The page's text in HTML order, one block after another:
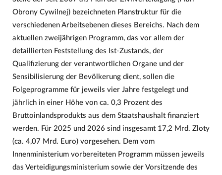
Obrony Cywilnej) bezeichneten Planstruktur für die
verschiedenen Arbeitsebenen dieses Bereichs. Nach dem
aktuellen zweijährigen Programm, das vor allem der
detaillierten Feststellung des Ist-Zustands, der
Qualifizierung der verantwortlichen Organe und der
Sensibilisierung der Bevölkerung dient, sollen die
Folgeprogramme für jeweils vier Jahre festgelegt und
jährlich in einer Höhe von ca. 0,3 Prozent des
Bruttoinlandsprodukts aus dem Staatshaushalt finanziert
werden. Für 2025 und 2026 sind insgesamt 17,2 Mrd. Zloty
(ca. 4,07 Mrd. Euro) vorgesehen. Dem vom
Innenministerium vorbereiteten Programm müssen jeweils
das Verteidigungsministerium sowie der Vorsitzende des